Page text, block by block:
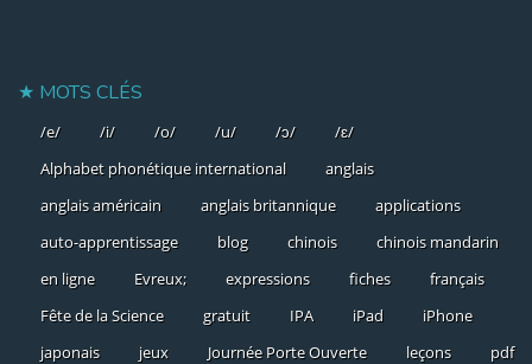
MOTS CLÉS
/e/ /i/ /o/ /u/ /ɔ/
/ɛ/
Alphabet phonétique international
anglais
anglais américain
anglais britannique
applications
auto-apprentissage
blog chinois
chinois mandarin
en ligne
Evreux; expressions fiches
français
Fête de la Science
gratuit IPA iPad
iPhone
japonais
jeux Journée Porte Ouverte leçons
pdf